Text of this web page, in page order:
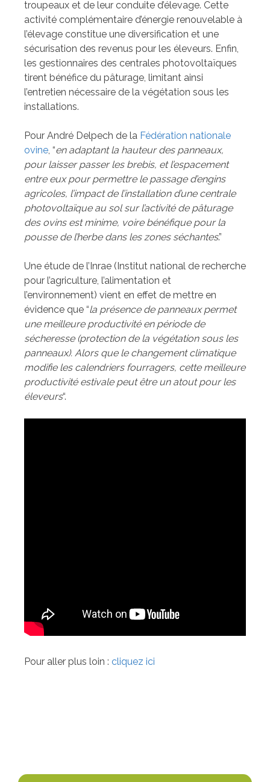
troupeaux et de leur conduite d’élevage. Cette
activité complémentaire d’énergie renouvelable à
l’élevage constitue une diversification et une
sécurisation des revenus pour les éleveurs. Enfin,
les gestionnaires des centrales photovoltaïques
tirent bénéfice du pâturage, limitant ainsi
l’entretien nécessaire de la végétation sous les
installations.
Pour André Delpech de la Fédération nationale
ovine, “en adaptant la hauteur des panneaux,
pour laisser passer les brebis, et l’espacement
entre eux pour permettre le passage d’engins
agricoles, l’impact de l’installation d’une centrale
photovoltaïque au sol sur l’activité de pâturage
des ovins est minime, voire bénéfique pour la
pousse de l’herbe dans les zones séchantes.”
Une étude de l’Inrae (Institut national de recherche
pour l’agriculture, l’alimentation et
l’environnement) vient en effet de mettre en
évidence que “la présence de panneaux permet
une meilleure productivité en période de
sécheresse (protection de la végétation sous les
panneaux). Alors que le changement climatique
modifie les calendriers fourragers, cette meilleure
productivité estivale peut être un atout pour les
éleveurs“.
Pour aller plus loin : cliquez ici